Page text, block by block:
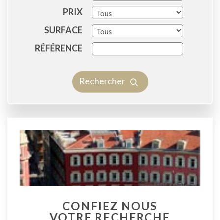
PRIX
SURFACE
RÉFÉRENCE
Rechercher
CONFIEZ NOUS